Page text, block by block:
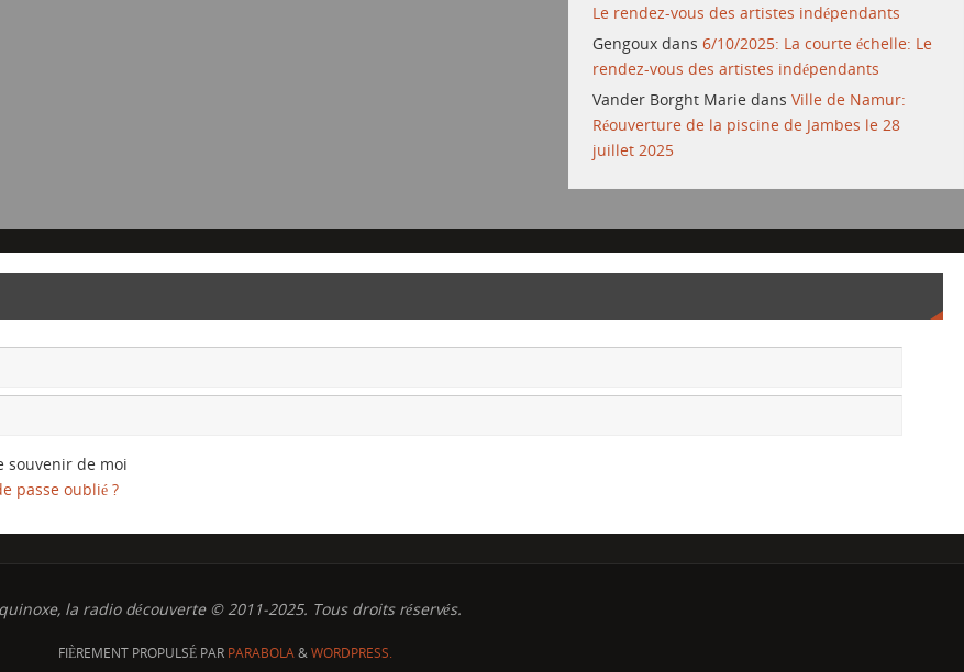
Le rendez-vous des artistes indépendants
Gengoux dans6/10/2025: La courte échelle: Le
rendez-vous des artistes indépendants
Vander Borght Marie dansVille de Namur:
Réouverture de la piscine de Jambes le 28
juillet 2025
souvenir de moi
passe oublié ?
la radio découverte © 2011-2025. Tous droits réservés.
FIÈREMENT PROPULSÉ PAR PARABOLA&WORDPRESS.